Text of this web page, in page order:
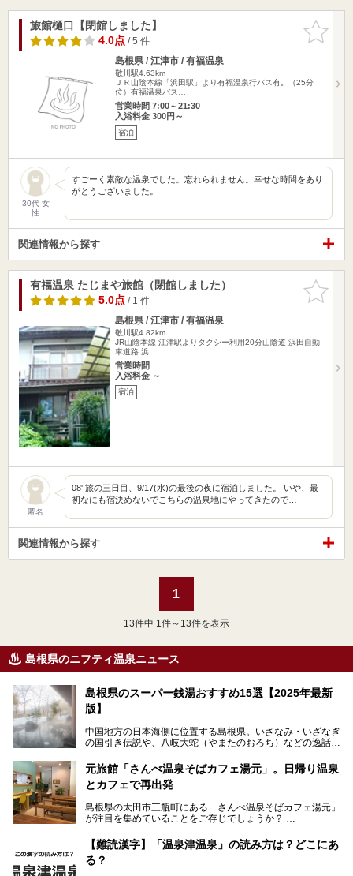
お気に入
りに追加
旅館樋口【閉館しました】
4.0点/ 5 件
島根県 / 江津市 / 有福温泉
敬川駅4.63km
ＪＲ山陰本線「浜田駅」より有福温泉行バス有。（25分
位）有福温泉バス…
営業時間 7:00～21:30
入浴料金 300円～
宿泊
30代 女
性
すごーく素敵な温泉でした。忘れられません。幸せな時間をあり
がとうございました。
関連情報から探す
お気に入
りに追加
有福温泉 たじまや旅館（閉館しました）
5.0点/ 1 件
島根県 / 江津市 / 有福温泉
敬川駅4.82km
JR山陰本線 江津駅よりタクシー利用20分山陰道 浜田自動
車道路 浜…
営業時間
入浴料金 ～
宿泊
匿名
08' 旅の三日目、9/17(水)の最後の夜に宿泊しました。 いや、最
初なにも宿決めないでこちらの温泉地にやってきたので…
関連情報から探す
1
13件中 1件～13件を表示
島根県のニフティ温泉ニュース
島根県のスーパー銭湯おすすめ15選【2025年最新
版】
中国地方の日本海側に位置する島根県。いざなみ・いざなぎ
の国引き伝説や、八岐大蛇（やまたのおろち）などの逸話が
の参拝客が訪れます。「出雲縁結び空港」への直行便なら、
首都圏からでも実は2時間圏内で到着できるアクセスも魅力
です。
市）など、古くから知られる温泉郷が多くあります。ゆった
り流れる時間のなかで、心の底からのんびりできるスーパー
元旅館「さんべ温泉そばカフェ湯元」。日帰り温泉
とカフェで再出発
島根県の太田市三瓶町にある「さんべ温泉そばカフェ湯元」
が注目を集めていることをご存じでしょうか？
「さんべ温泉そばカフェ湯元」は日帰り温泉と、名物のそば
を提供するカフェという新しい営業スタイルで、観光客に限
らず地元民にも親しまれています。
【難読漢字】「温泉津温泉」の読み方は？どこにあ
る？